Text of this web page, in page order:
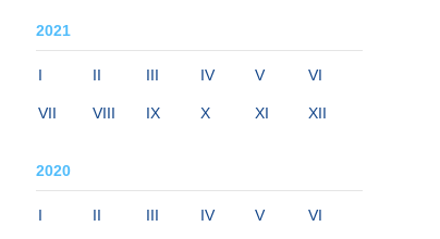
2021
I II III IV V VI
VII VIII IX X XI XII
2020
I II III IV V VI